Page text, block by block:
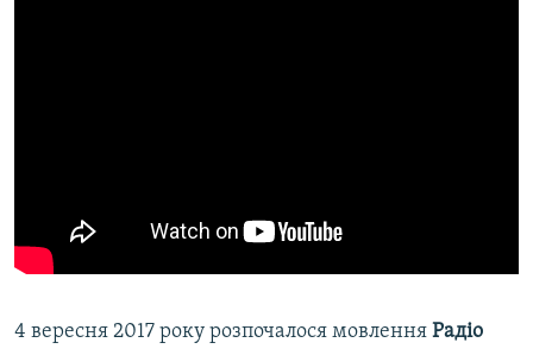
4 вересня 2017 року розпочалося мовлення Радіо